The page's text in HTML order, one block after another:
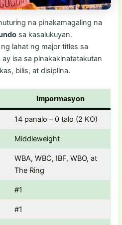
na pinakamagaling na
sa kasalukuyan.
lahat ng major titles sa
isa sa pinakakinatatakutan
bilis, at disiplina.
Impormasyon
14 panalo – 0 talo (2 KO)
Middleweight
WBA, WBC, IBF, WBO, at
The Ring
#1
#1